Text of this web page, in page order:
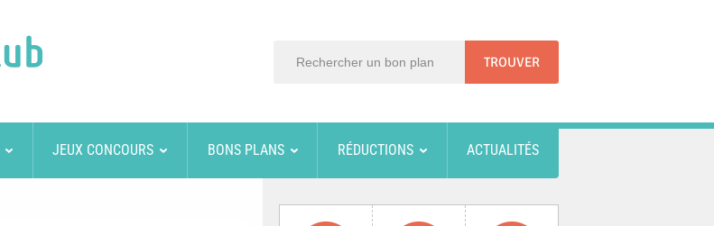
JEUX CONCOURS BONS PLANS RÉDUCTIONS ACTUALITÉS